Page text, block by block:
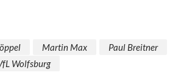
Martin Max
Paul Breitner
Wolfsburg